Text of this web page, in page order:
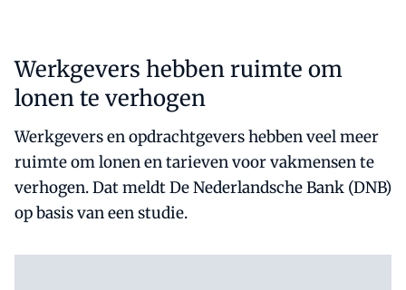
Werkgevers hebben ruimte om
lonen te verhogen
Werkgevers en opdrachtgevers hebben veel meer
ruimte om lonen en tarieven voor vakmensen te
verhogen. Dat meldt De Nederlandsche Bank (DNB)
op basis van een studie.